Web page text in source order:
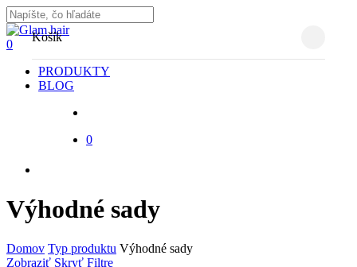
Skip
to
main
Close
Search
search
0
Menu
PRODUKTY
BLOG
0
Košík
Výhodné sady
Domov Typ produktu Výhodné sady
Zobraziť Skryť Filtre